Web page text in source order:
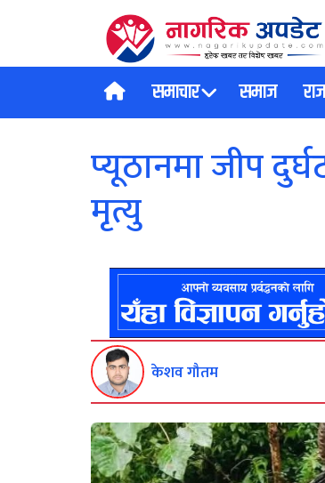
समाचार समाज
प्यूठानमा जीप
मृत्यु
केशव गौतम